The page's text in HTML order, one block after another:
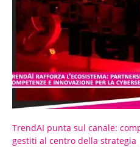
TrendAI punta sul canale:
gestiti al centro della strategia